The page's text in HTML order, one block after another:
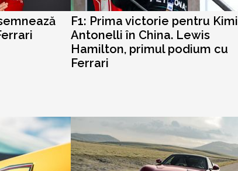
F1: Prima victorie pentru Kimi
Antonelli în China. Lewis
Hamilton, primul podium cu
Ferrari